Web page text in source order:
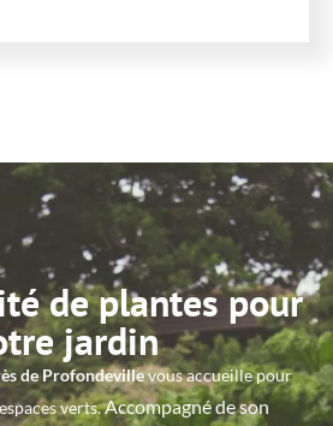
de plantes pour
jardin
de Profondevillevous accueille pour
verts.Accompagné de son